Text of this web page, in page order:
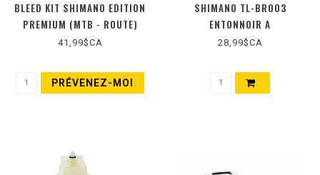
BLEED KIT SHIMANO EDITION
PREMIUM (MTB - ROUTE)
41,99$CA
PRÉVENEZ-MOI
SHIMANO TL-BR003
ENTONNOIR A
HUILE/BOUCHON D'HUILE (M5)
28,99$CA